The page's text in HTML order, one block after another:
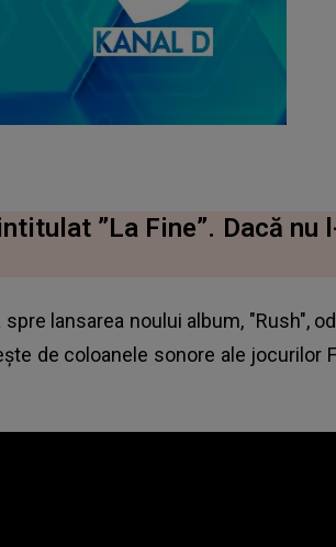
”La Fine”. Dacă nu
lansarea noului album, "Rush",
de coloanele sonore ale jocurilor